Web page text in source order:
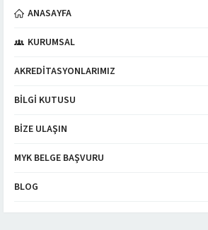
ANASAYFA
KURUMSAL
AKREDİTASYONLARIMIZ
BİLGİ KUTUSU
BİZE ULAŞIN
MYK BELGE BAŞVURU
BLOG